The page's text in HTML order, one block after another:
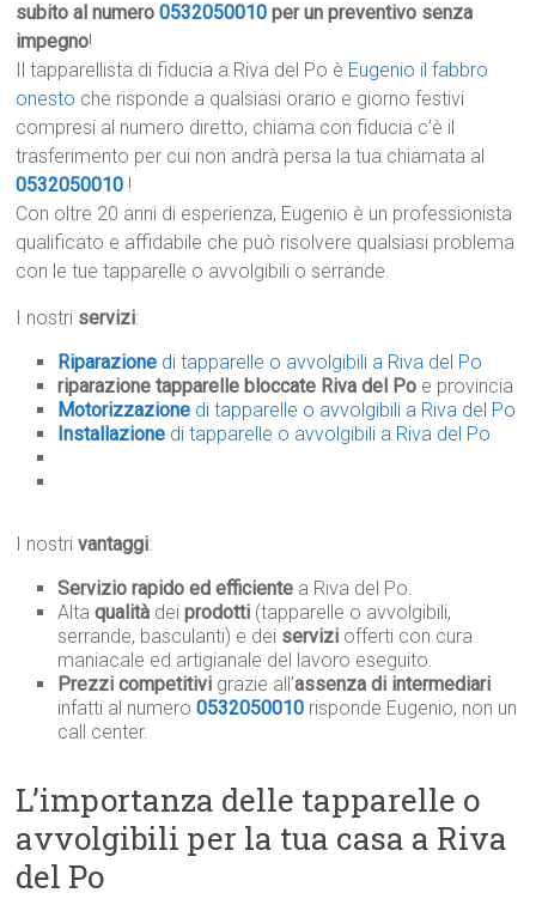
subito al numero0532050010 per un preventivo senza
impegno!
Il tapparellista di fiducia a Riva del Po è Eugenio il fabbro
onesto che risponde a qualsiasi orario e giorno festivi
compresi al numero diretto, chiama con fiducia c’è il
trasferimento per cui non andrà persa la tua chiamata al
0532050010 !
Con oltre 20 anni di esperienza, Eugenio è un professionista
qualificato e affidabile che può risolvere qualsiasi problema
con le tue tapparelle o avvolgibili o serrande.
I nostri servizi:
Riparazione di tapparelle o avvolgibili a Riva del Po
riparazione tapparelle bloccate Riva del Po e provincia
Motorizzazione di tapparelle o avvolgibili a Riva del Po
Installazione di tapparelle o avvolgibili a Riva del Po
I nostrivantaggi:
Servizio rapido ed efficiente a Riva del Po.
Altaqualità deiprodotti (tapparelle o avvolgibili,
serrande, basculanti) e dei servizi offerti con cura
maniacale ed artigianale del lavoro eseguito.
Prezzi competitivi grazie all’assenza di intermediari
infatti al numero0532050010 risponde Eugenio, non un
call center.
L’importanza delle tapparelle o
avvolgibili per la tua casa a Riva
del Po